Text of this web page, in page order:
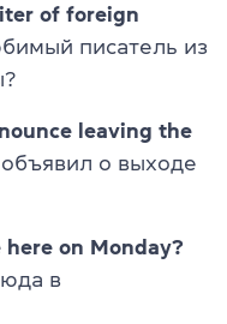
of foreign
писатель из
leaving the
о выходе
on Monday?
в